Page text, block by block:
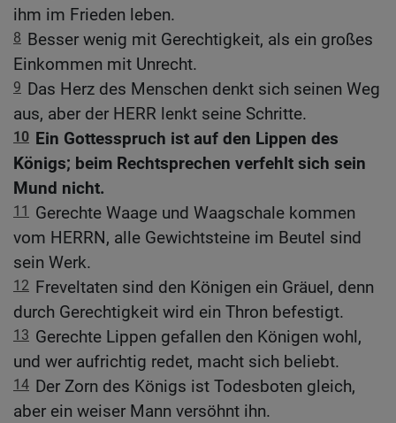
ihm im Frieden leben.
8 Besser wenig mit Gerechtigkeit, als ein großes
Einkommen mit Unrecht.
9 Das Herz des Menschen denkt sich seinen Weg
aus, aber der HERR lenkt seine Schritte.
10 Ein Gottesspruch ist auf den Lippen des
Königs; beim Rechtsprechen verfehlt sich sein
Mund nicht.
11
Gerechte Waage und Waagschale kommen
vom HERRN, alle Gewichtsteine im Beutel sind
sein Werk.
12 Freveltaten sind den Königen ein Gräuel, denn
durch Gerechtigkeit wird ein Thron befestigt.
13 Gerechte Lippen gefallen den Königen wohl,
und wer aufrichtig redet, macht sich beliebt.
14 Der Zorn des Königs ist Todesboten gleich,
aber ein weiser Mann versöhnt ihn.